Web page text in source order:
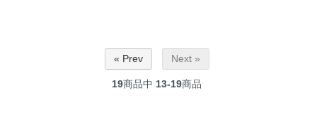
« Prev Next »
19商品中 13-19商品